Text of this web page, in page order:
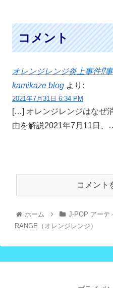
コメント
オレンジレンジ炎上事件⁉
kamikaze blog より:
2021年7月31日 6:34 PM
[…] オレンジレンジはなぜ
由を解説2021年7月11日
コメント
ホーム J-POP アーテ
RANGE（オレンジレンジ）